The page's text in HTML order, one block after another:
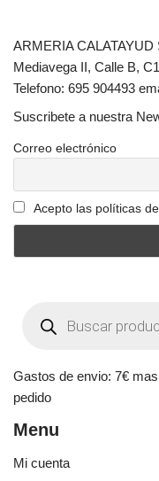
ARMERIA
Mediavega II, Calle B,
Telefono: 695 904493
Suscribete a nuestra
Correo electrónico
Acepto las políticas
Gastos de envio: 7€
pedido
Menu
Mi cuenta